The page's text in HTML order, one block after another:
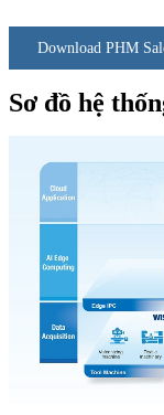
Download PHM
Sơ đồ hệ